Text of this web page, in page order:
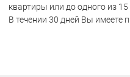
квартиры или до одного из
В течении 30 дней Вы имеете